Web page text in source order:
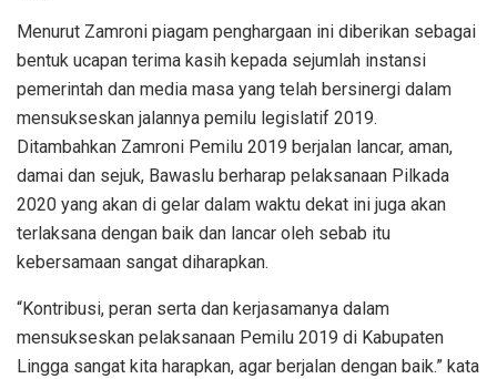
Menurut Zamroni piagam penghargaan ini diberikan sebagai
bentuk ucapan terima kasih kepada sejumlah instansi
pemerintah dan media masa yang telah bersinergi dalam
mensukseskan jalannya pemilu legislatif 2019.
Ditambahkan Zamroni Pemilu 2019 berjalan lancar, aman,
damai dan sejuk, Bawaslu berharap pelaksanaan Pilkada
2020 yang akan di gelar dalam waktu dekat ini juga akan
terlaksana dengan baik dan lancar oleh sebab itu
kebersamaan sangat diharapkan.
“Kontribusi, peran serta dan kerjasamanya dalam
mensukseskan pelaksanaan Pemilu 2019 di Kabupaten
Lingga sangat kita harapkan, agar berjalan dengan baik.” kata